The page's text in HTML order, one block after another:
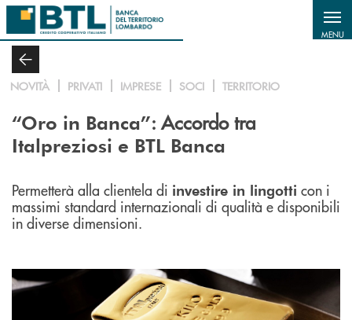
Salta al contenuto principale
MENU
NOVITÀ PRIVATI IMPRESE SOCI TERRITORIO
“Oro in Banca”: Accordo tra
Italpreziosi e BTL Banca
Permetterà alla clientela di investire in lingotti con i
massimi standard internazionali di qualità e disponibili
in diverse dimensioni.